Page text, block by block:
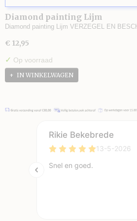
Diamond painting Lijm
Diamond painting Lijm VERZEGEL EN
€ 12,95
✓ Op voorraad
IN WINKELWAGEN